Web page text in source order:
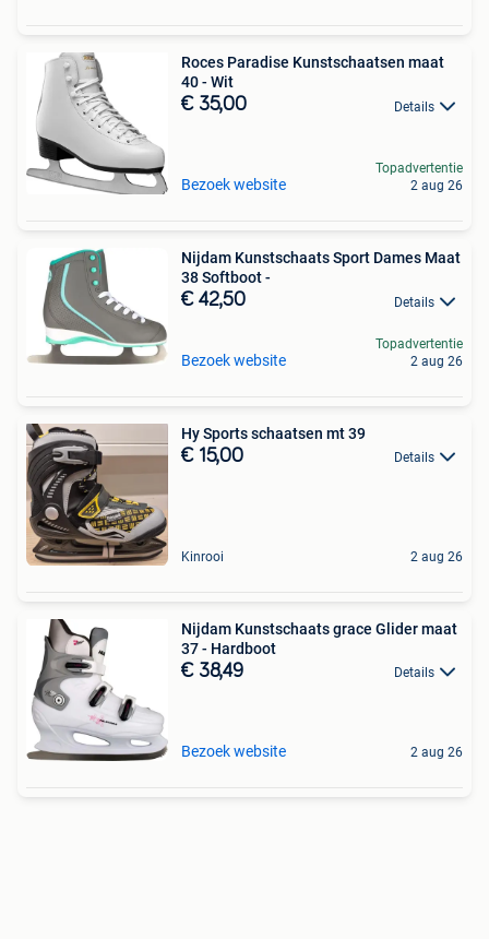
Roces Paradise Kunstschaatsen maat
40 - Wit
€ 35,00 Details
Bezoek website
Topadvertentie
2 aug 26
Nijdam Kunstschaats Sport Dames Maat
38 Softboot -
€ 42,50 Details
Bezoek website
Topadvertentie
2 aug 26
Hy Sports schaatsen mt 39
€ 15,00 Details
Kinrooi 2 aug 26
Nijdam Kunstschaats grace Glider maat
37 - Hardboot
€ 38,49 Details
Bezoek website 2 aug 26